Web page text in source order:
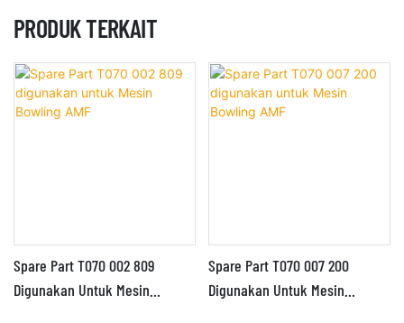
PRODUK TERKAIT
Spare Part T070 002 809
Digunakan Untuk Mesin
Spare Part T070 007 200
Digunakan Untuk Mesin